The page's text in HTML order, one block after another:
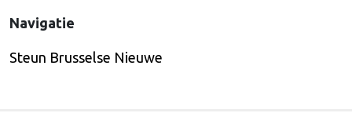
Navigatie
Steun Brusselse Nieuwe